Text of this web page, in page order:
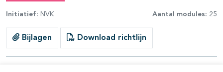
Initiatief: NVK Aantal modules: 25
Bijlagen Download richtlijn